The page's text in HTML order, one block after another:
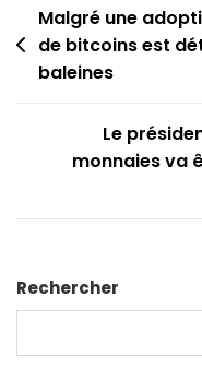
Navigation
de
l’article
Malgré une
de bitcoins est
baleines
Le
monnaies va
Rechercher